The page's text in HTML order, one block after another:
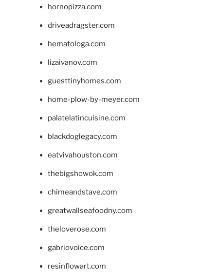
hornopizza.com
driveadragster.com
hematologa.com
lizaivanov.com
guesttinyhomes.com
home-plow-by-meyer.com
palatelatincuisine.com
blackdoglegacy.com
eatvivahouston.com
thebigshowok.com
chimeandstave.com
greatwallseafoodny.com
theloverose.com
gabriovoice.com
resinflowart.com